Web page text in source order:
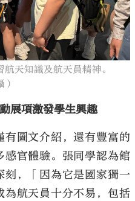
天知識及航天員精神。
展項激發學生興趣
圖文介紹，還有豐富的
感官體驗。張同學認為館
刻，「因為它是國家獨一
為航天員十分不易，包括